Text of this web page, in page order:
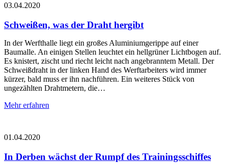
03.04.2020
Schweißen, was der Draht hergibt
In der Werfthalle liegt ein großes Aluminiumgerippe auf einer
Baumalle. An einigen Stellen leuchtet ein hellgrüner Lichtbogen auf.
Es knistert, zischt und riecht leicht nach angebranntem Metall. Der
Schweißdraht in der linken Hand des Werftarbeiters wird immer
kürzer, bald muss er ihn nachführen. Ein weiteres Stück von
ungezählten Drahtmetern, die…
Mehr erfahren
01.04.2020
In Derben wächst der Rumpf des Trainingsschiffes